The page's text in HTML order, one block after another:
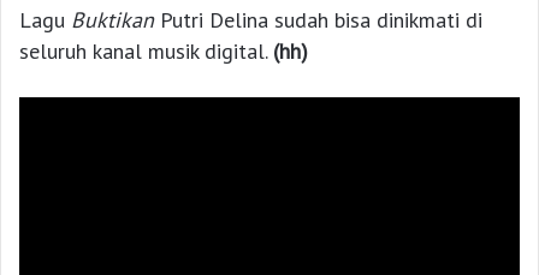
Lagu Buktikan Putri Delina sudah bisa dinikmati di
seluruh kanal musik digital. (hh)